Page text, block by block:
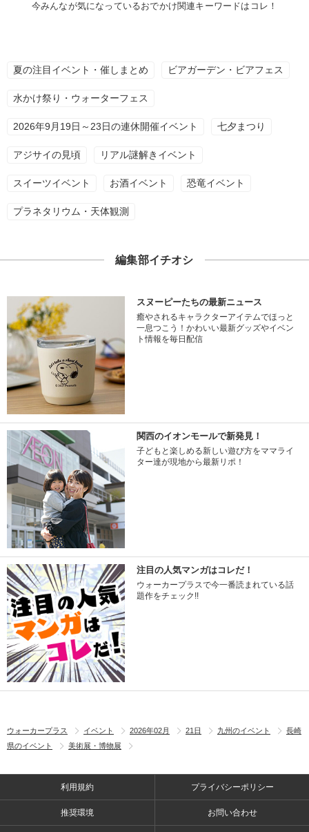
今みんなが気になっているおでかけ関連キーワードはコレ！
夏の注目イベント・催しまとめ ビアガーデン・ビアフェス
水かけ祭り・ウォーターフェス
2026年9月19日～23日の連休開催イベント 七夕まつり
アジサイの見頃 リアル謎解きイベント
スイーツイベント お酒イベント 恐竜イベント
プラネタリウム・天体観測
編集部イチオシ
スヌーピーたちの最新ニュース
癒やされるキャラクターアイテムでほっと
一息つこう！かわいい最新グッズやイベン
ト情報を毎日配信
関西のイオンモールで新発見！
子どもと楽しめる新しい遊び方をママライ
ター達が現地から最新リポ！
注目の人気マンガはコレだ！
ウォーカープラスで今一番読まれている話
題作をチェック!!
ウォーカープラス イベント 2026年02月 21日 九州のイベント
長崎
県のイベント
美術展・博物展
利用規約 プライバシーポリシー
推奨環境 お問い合わせ